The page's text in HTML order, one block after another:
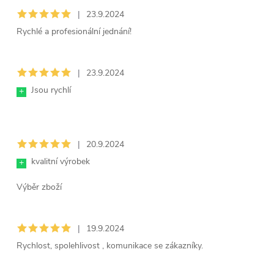
|
23.9.2024
Rychlé a profesionální jednání!
|
23.9.2024
+
Jsou rychlí
|
20.9.2024
+
kvalitní výrobek
Výběr zboží
|
19.9.2024
Rychlost, spolehlivost , komunikace se zákazníky.